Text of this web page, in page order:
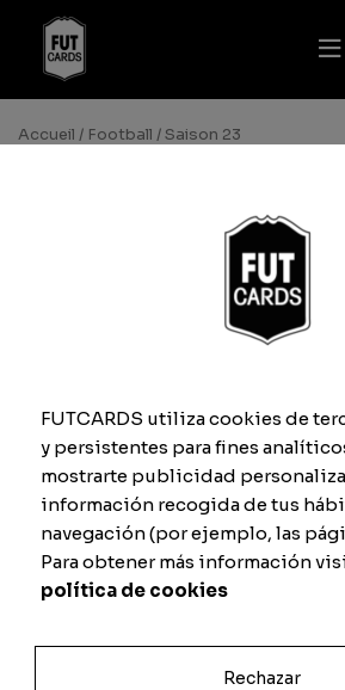
Accueil / Football / Saison 23
Aucun produit ne correspond à
FutCards FIFA 2020. Tous
Termes et conditions
Politique
Configuration cookies
FUTCARDS utiliza cookies de
y persistentes para fines
mostrarte publicidad
información recogida de tus
navegación (por ejemplo, las
Para obtener más información
política de cookies
Rechazar